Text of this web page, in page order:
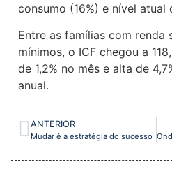
consumo (16%) e nível atual
Entre as famílias com renda
mínimos, o ICF chegou a
de 1,2% no mês e alta de
anual.
ANTERIOR
Mudar é a estratégia do sucesso